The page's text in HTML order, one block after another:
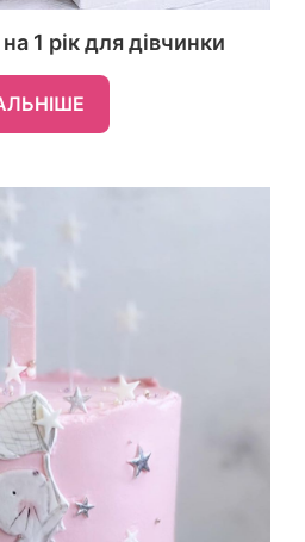
1 рік для дівчинки